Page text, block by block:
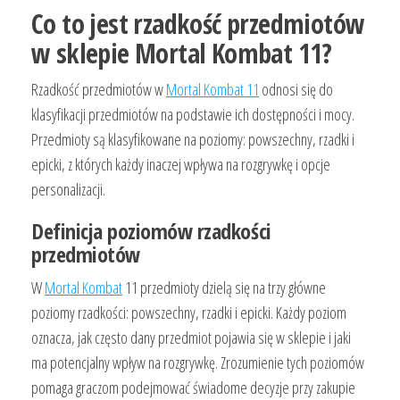
Co to jest rzadkość przedmiotów
w sklepie Mortal Kombat 11?
Rzadkość przedmiotów wMortal Kombat 11 odnosi się do
klasyfikacji przedmiotów na podstawie ich dostępności i mocy.
Przedmioty są klasyfikowane na poziomy: powszechny, rzadki i
epicki, z których każdy inaczej wpływa na rozgrywkę i opcje
personalizacji.
Definicja poziomów rzadkości
przedmiotów
WMortal Kombat 11 przedmioty dzielą się na trzy główne
poziomy rzadkości: powszechny, rzadki i epicki. Każdy poziom
oznacza, jak często dany przedmiot pojawia się w sklepie i jaki
ma potencjalny wpływ na rozgrywkę. Zrozumienie tych poziomów
pomaga graczom podejmować świadome decyzje przy zakupie